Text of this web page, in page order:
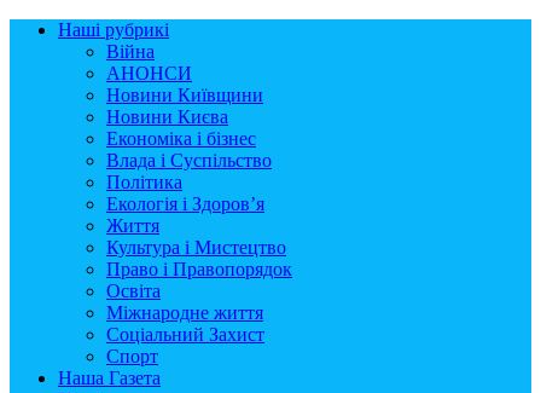
Наші рубрикі
Війна
АНОНСИ
Новини Київщини
Новини Києва
Економіка і бізнес
Влада і Суспільство
Політика
Екологія і Здоров’я
Життя
Культура і Мистецтво
Право і Правопорядок
Освіта
Міжнародне життя
Соціальний Захист
Спорт
Наша Газета